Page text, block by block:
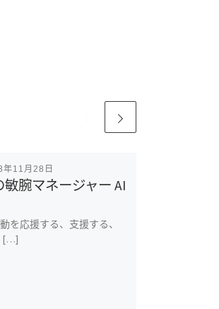
年11月28日
敏腕マネージャー AI
を応援する、支援する、
[…]